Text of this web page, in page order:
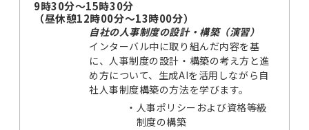
9時30分～15時30分
（昼休憩12時00分～13時00分）
自社の人事制度の設計・構築（演習）
インターバル中に取り組んだ内容を基
に、人事制度の設計・構築の考え方と進
め方について、生成AIを活用しながら自
社人事制度構築の方法を学びます。
・ 人事ポリシーおよび資格等級
制度の構築